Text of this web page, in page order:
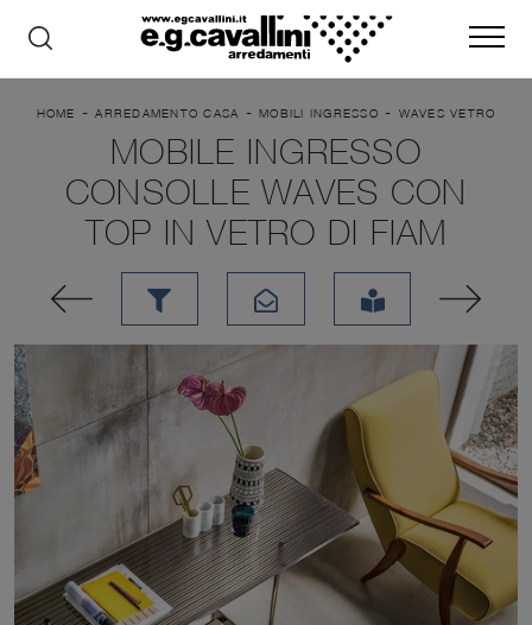
HOME -ARREDAMENTO CASA -MOBILI INGRESSO - WAVES VETRO
MOBILE INGRESSO
CONSOLLE WAVES CON
TOP IN VETRO DI FIAM